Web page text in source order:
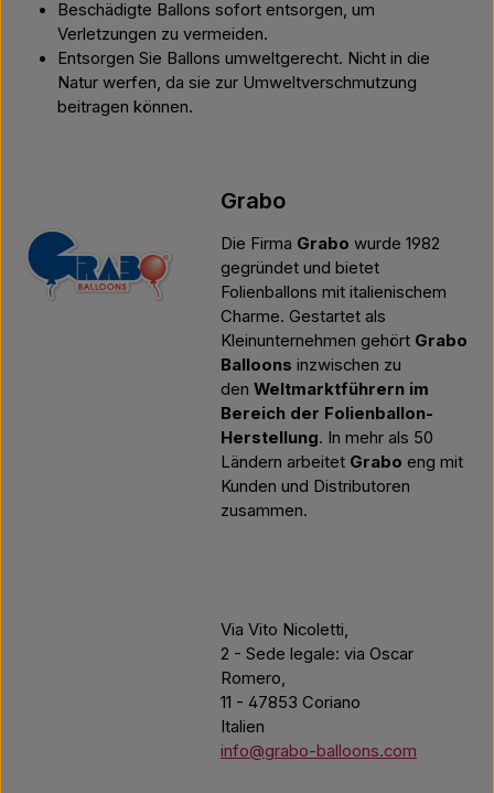
Beschädigte Ballons sofort entsorgen, um
Verletzungen zu vermeiden.
Entsorgen Sie Ballons umweltgerecht. Nicht in die
Natur werfen, da sie zur Umweltverschmutzung
beitragen können.
Grabo
Die Firma Grabo wurde 1982
gegründet und bietet
Folienballons mit italienischem
Charme. Gestartet als
Kleinunternehmen gehört Grabo
Balloons inzwischen zu
den Weltmarktführern im
Bereich der Folienballon-
Herstellung. In mehr als 50
Ländern arbeitet Grabo eng mit
Kunden und Distributoren
zusammen.
Via Vito Nicoletti,
2 - Sede legale: via Oscar
Romero,
11 - 47853 Coriano
Italien
info@grabo-balloons.com